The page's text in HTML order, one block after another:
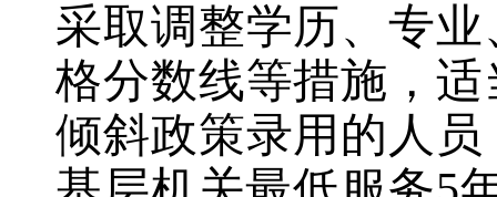
采取调整学历、专
格分数线等措施，
倾斜政策录用的人